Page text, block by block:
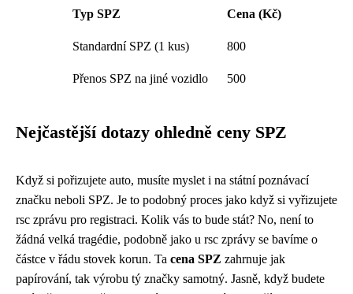
Typ SPZ
Cena (Kč)
Standardní SPZ (1 kus) 800
Přenos SPZ na jiné vozidlo 500
Nejčastější dotazy ohledně ceny SPZ
Když si pořizujete auto, musíte myslet i na státní poznávací
značku neboli SPZ. Je to podobný proces jako když si vyřizujete
rsc zprávu pro registraci. Kolik vás to bude stát? No, není to
žádná velká tragédie, podobně jako u rsc zprávy se bavíme o
částce v řádu stovek korun. Ta cena SPZ zahrnuje jak
papírování, tak výrobu tý značky samotný. Jasně, když budete